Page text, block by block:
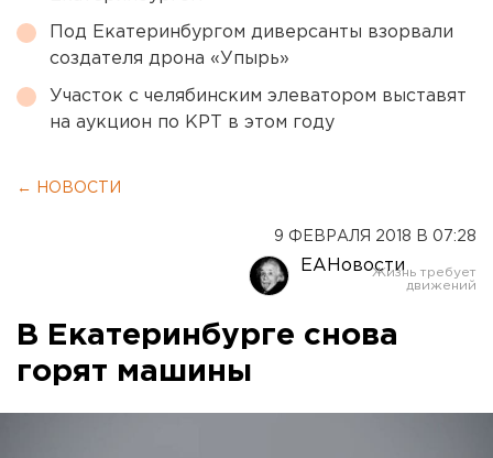
Под Екатеринбургом диверсанты взорвали
создателя дрона «Упырь»
Участок с челябинским элеватором выставят
на аукцион по КРТ в этом году
← НОВОСТИ
9 ФЕВРАЛЯ 2018 В 07:28
ЕАНовости
В Екатеринбурге снова
горят машины